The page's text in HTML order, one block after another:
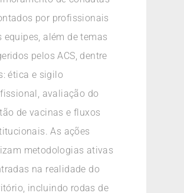
por profissionais
equipes, além de temas
pelos ACS, dentre
ética e sigilo
avaliação do
de vacinas e fluxos
As ações
metodologias ativas
na realidade do
incluindo rodas de